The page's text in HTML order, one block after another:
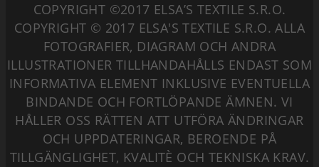
COPYRIGHT ©2017 ELSA’S TEXTILE S.R.O.
COPYRIGHT © 2017 ELSA'S TEXTILE S.R.O. ALLA
FOTOGRAFIER, DIAGRAM OCH ANDRA
ILLUSTRATIONER TILLHANDAHÅLLS ENDAST SOM
INFORMATIVA ELEMENT INKLUSIVE EVENTUELLA
BINDANDE OCH FORTLÖPANDE ÄMNEN. VI
HÅLLER OSS RÄTTEN ATT UTFÖRA ÄNDRINGAR
OCH UPPDATERINGAR, BEROENDE PÅ
TILLGÄNGLIGHET, KVALITÈ OCH TEKNISKA KRAV.